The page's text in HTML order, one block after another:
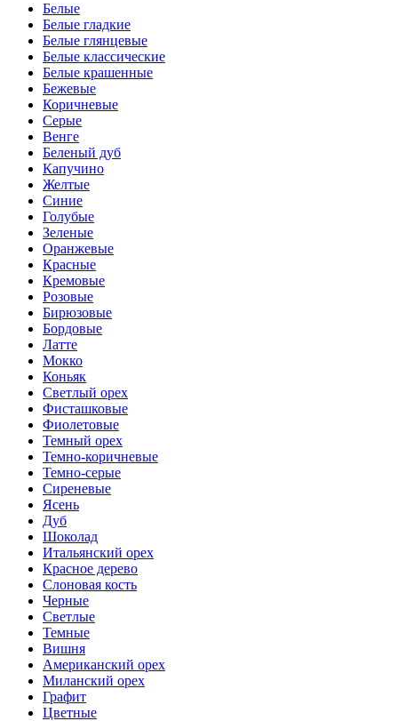
Белые
Белые гладкие
Белые глянцевые
Белые классические
Белые крашенные
Бежевые
Коричневые
Серые
Венге
Беленый дуб
Капучино
Желтые
Синие
Голубые
Зеленые
Оранжевые
Красные
Кремовые
Розовые
Бирюзовые
Бордовые
Латте
Мокко
Коньяк
Светлый орех
Фисташковые
Фиолетовые
Темный орех
Темно-коричневые
Темно-серые
Сиреневые
Ясень
Дуб
Шоколад
Итальянский орех
Красное дерево
Слоновая кость
Черные
Светлые
Темные
Вишня
Американский орех
Миланский орех
Графит
Цветные